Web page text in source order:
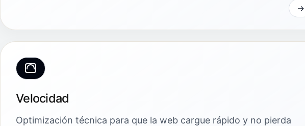
Velocidad
Optimización técnica para que la web cargue rápido y no pierda